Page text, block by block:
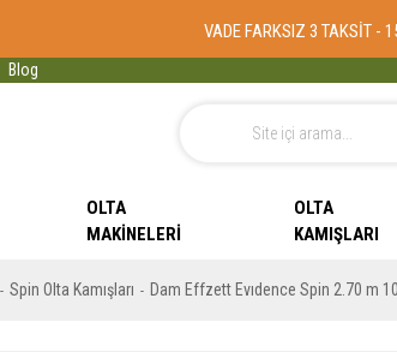
VADE FARKSIZ 3 TAKSİT -
Blog
OLTA
MAKINELERI
OLTA
KAMIŞLARI
Spin Olta Kamışları Dam Effzett Evıdence Spin 2.70 m